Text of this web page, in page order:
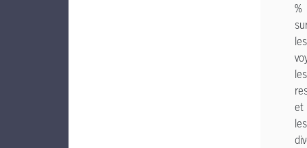
%
les
les
et
les